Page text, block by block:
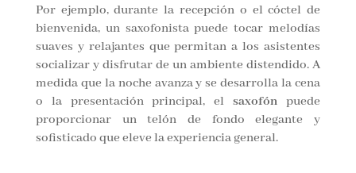
Por ejemplo, durante la recepción o el cóctel de
bienvenida, un saxofonista puede tocar melodías
suaves y relajantes que permitan a los asistentes
socializar y disfrutar de un ambiente distendido. A
medida que la noche avanza y se desarrolla la cena
o la presentación principal, elsaxofón puede
proporcionar un telón de fondo elegante y
sofisticado que eleve la experiencia general.